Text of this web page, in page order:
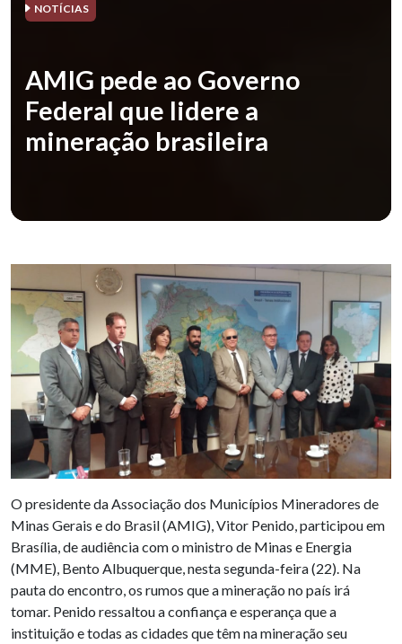
NOTÍCIAS
AMIG pede ao Governo
Federal que lidere a
mineração brasileira
O presidente da Associação dos Municípios Mineradores de
Minas Gerais e do Brasil (AMIG), Vitor Penido, participou em
Brasília, de audiência com o ministro de Minas e Energia
(MME), Bento Albuquerque, nesta segunda-feira (22). Na
pauta do encontro, os rumos que a mineração no país irá
tomar. Penido ressaltou a confiança e esperança que a
instituição e todas as cidades que têm na mineração seu